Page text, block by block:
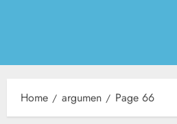
Home argumen Page 66